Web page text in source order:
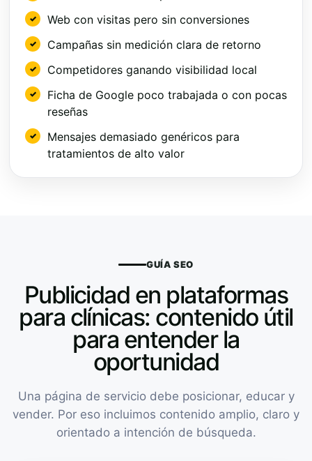
Web con visitas pero sin conversiones
Campañas sin medición clara de retorno
Competidores ganando visibilidad local
Ficha de Google poco trabajada o con pocas
reseñas
Mensajes demasiado genéricos para
tratamientos de alto valor
GUÍA SEO
Publicidad en plataformas
para clínicas: contenido útil
para entender la
oportunidad
Una página de servicio debe posicionar, educar y
vender. Por eso incluimos contenido amplio, claro y
orientado a intención de búsqueda.